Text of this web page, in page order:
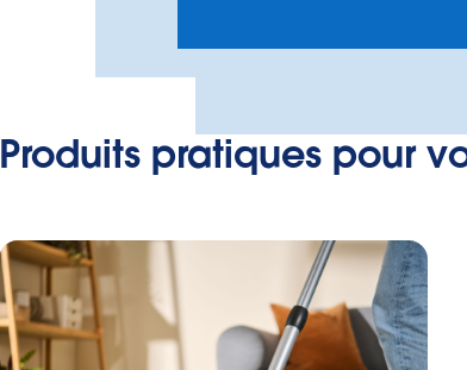
Produits pratiques pour